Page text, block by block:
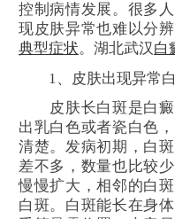
控制病情发展。很多
现皮肤异常也难以分
典型症状。湖北武汉白
1、皮肤出现异常
皮肤长白斑是白癜
出乳白色或者瓷白色
清楚。发病初期，白
差不多，数量也比较
慢慢扩大，相邻的白
白斑。白斑能长在身